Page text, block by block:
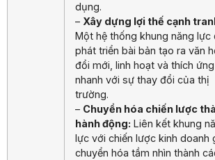
dụng.
– Xây dựng lợi thế cạnh
Một hệ thống khung năng lực
phát triển bài bản tạo ra văn
đổi mới, linh hoạt và thích ứng
nhanh với sự thay đổi của thị
trường.
– Chuyển hóa chiến lược
hành động: Liên kết khung
lực với chiến lược kinh doanh
chuyển hóa tầm nhìn thành